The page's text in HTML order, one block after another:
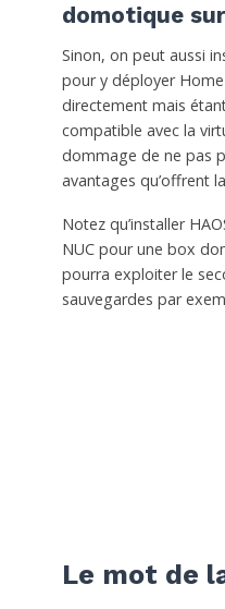
domotique
Sinon, on peut aussi
pour y déployer
directement mais
compatible avec la
dommage de ne pas
avantages qu’offrent
Notez qu’installer
NUC pour une box
pourra exploiter le
sauvegardes par
Le mot de